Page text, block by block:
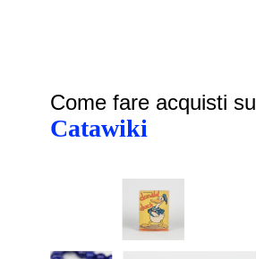
Come fare acquisti su
Catawiki